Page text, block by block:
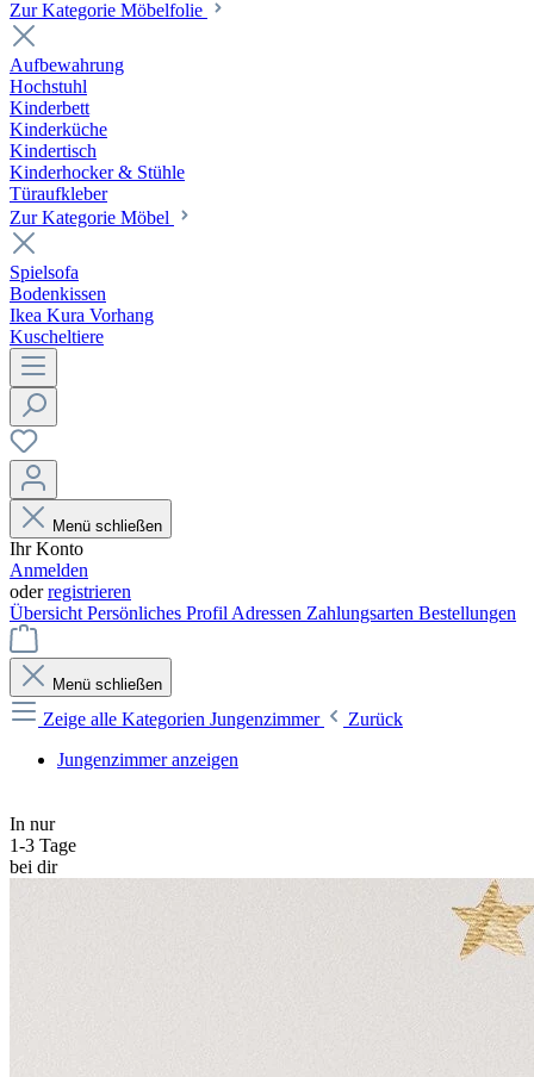
Zur Kategorie Möbelfolie
Aufbewahrung
Hochstuhl
Kinderbett
Kinderküche
Kindertisch
Kinderhocker & Stühle
Türaufkleber
Zur Kategorie Möbel
Spielsofa
Bodenkissen
Ikea Kura Vorhang
Kuscheltiere
Menü schließen
Ihr Konto
Anmelden
oderregistrieren
Übersicht Persönliches Profil Adressen Zahlungsarten Bestellungen
Menü schließen
Zeige alle Kategorien Jungenzimmer
Zurück
Jungenzimmer anzeigen
In nur
1-3 Tage
bei dir